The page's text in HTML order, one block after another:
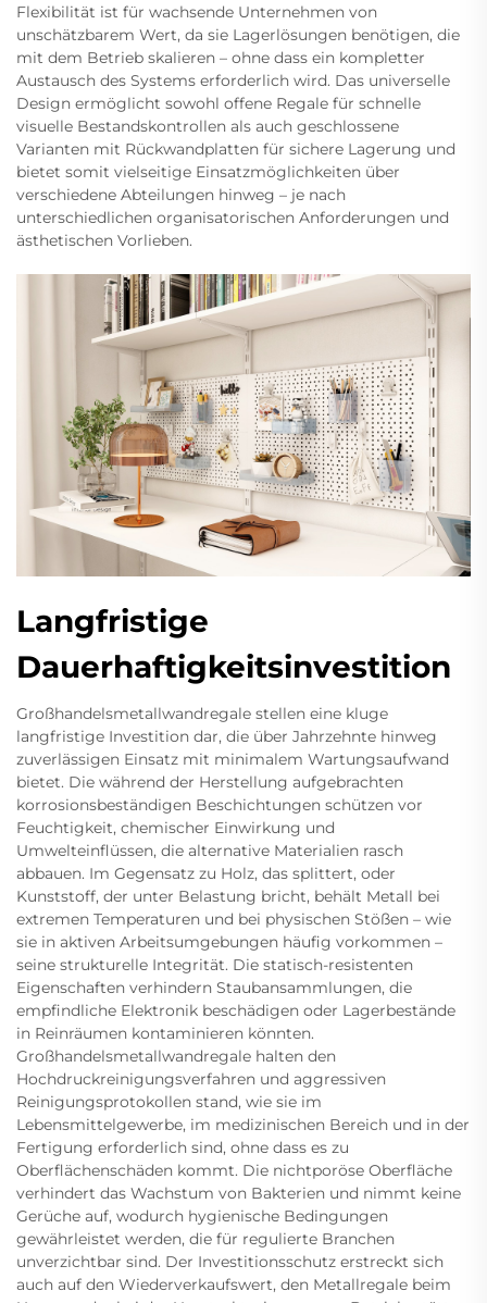
Flexibilität ist für wachsende Unternehmen von
unschätzbarem Wert, da sie Lagerlösungen benötigen, die
mit dem Betrieb skalieren – ohne dass ein kompletter
Austausch des Systems erforderlich wird. Das universelle
Design ermöglicht sowohl offene Regale für schnelle
visuelle Bestandskontrollen als auch geschlossene
Varianten mit Rückwandplatten für sichere Lagerung und
bietet somit vielseitige Einsatzmöglichkeiten über
verschiedene Abteilungen hinweg – je nach
unterschiedlichen organisatorischen Anforderungen und
ästhetischen Vorlieben.
Langfristige
Dauerhaftigkeitsinvestition
Großhandelsmetallwandregale stellen eine kluge
langfristige Investition dar, die über Jahrzehnte hinweg
zuverlässigen Einsatz mit minimalem Wartungsaufwand
bietet. Die während der Herstellung aufgebrachten
korrosionsbeständigen Beschichtungen schützen vor
Feuchtigkeit, chemischer Einwirkung und
Umwelteinflüssen, die alternative Materialien rasch
abbauen. Im Gegensatz zu Holz, das splittert, oder
Kunststoff, der unter Belastung bricht, behält Metall bei
extremen Temperaturen und bei physischen Stößen – wie
sie in aktiven Arbeitsumgebungen häufig vorkommen –
seine strukturelle Integrität. Die statisch-resistenten
Eigenschaften verhindern Staubansammlungen, die
empfindliche Elektronik beschädigen oder Lagerbestände
in Reinräumen kontaminieren könnten.
Großhandelsmetallwandregale halten den
Hochdruckreinigungsverfahren und aggressiven
Reinigungsprotokollen stand, wie sie im
Lebensmittelgewerbe, im medizinischen Bereich und in der
Fertigung erforderlich sind, ohne dass es zu
Oberflächenschäden kommt. Die nichtporöse Oberfläche
verhindert das Wachstum von Bakterien und nimmt keine
Gerüche auf, wodurch hygienische Bedingungen
gewährleistet werden, die für regulierte Branchen
unverzichtbar sind. Der Investitionsschutz erstreckt sich
auch auf den Wiederverkaufswert, den Metallregale beim